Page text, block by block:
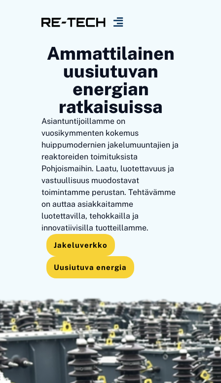
Ammattilainen
uusiutuvan
energian
ratkaisuissa
Asiantuntijoillamme on
vuosikymmenten kokemus
huippumodernien jakelumuuntajien ja
reaktoreiden toimituksista
Pohjoismaihin. Laatu, luotettavuus ja
vastuullisuus muodostavat
toimintamme perustan. Tehtävämme
on auttaa asiakkaitamme
luotettavilla, tehokkailla ja
innovatiivisilla tuotteillamme.
Jakeluverkko
Uusiutuva energia